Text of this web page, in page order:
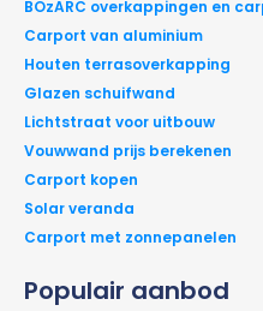
Populair aanbod
BOzARC overkappingen en
Carport van aluminium
Houten terrasoverkapping
Glazen schuifwand
Lichtstraat voor uitbouw
Vouwwand prijs berekenen
Carport kopen
Solar veranda
Carport met zonnepanelen